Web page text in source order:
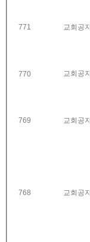
771 교회공지
770 교회공지
769 교회공지
768 교회공지